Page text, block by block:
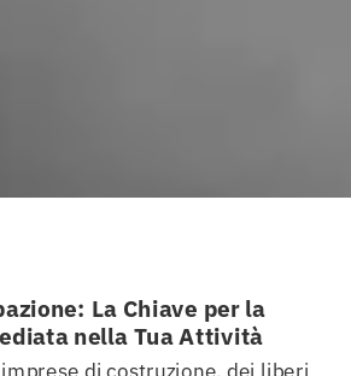
La Chiave per la
nella Tua Attività